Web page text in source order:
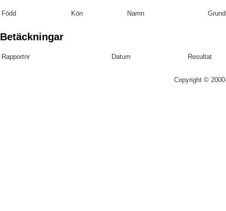
Född Kön Namn
Betäckningar
Rapportnr Datum Resultat
Copyright ©